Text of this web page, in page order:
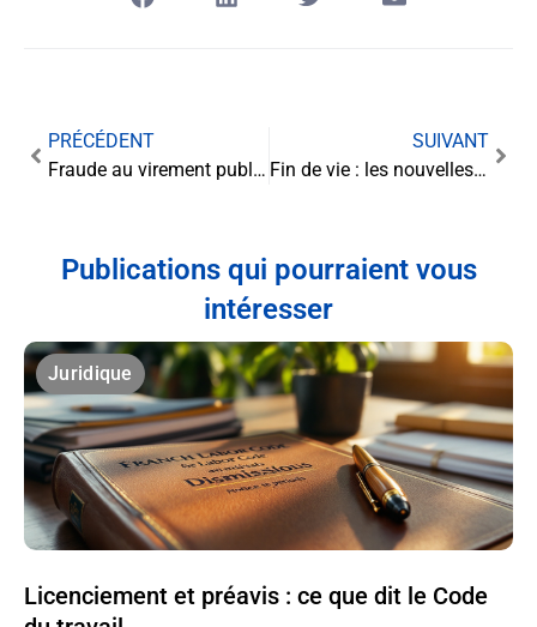
PRÉCÉDENT
Fraude au virement public : entre responsabilité et obligation de paiement
SUIVANT
Fin de vie : les nouvelles orientations législatives à l’horizon
Publications qui pourraient vous
intéresser
Juridique
Licenciement et préavis : ce que dit le Code